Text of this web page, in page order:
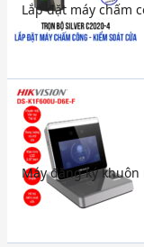
Lắp đặt máy chấm
Máy đăng ký khuôn